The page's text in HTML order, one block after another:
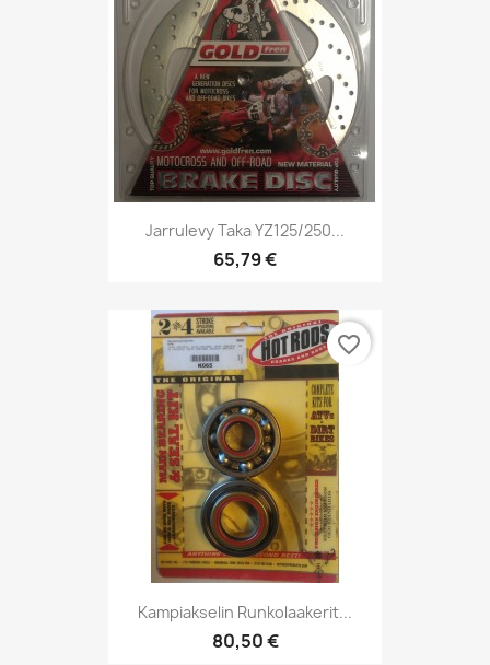
Jarrulevy Taka YZ125/250...
65,79 €
Kampiakselin Runkolaakerit...
80,50 €
favorite_border